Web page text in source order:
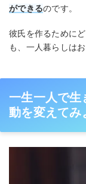
ができるのです。
彼氏を作るために
も、一人暮らしは
一生一人で生
動を変えてみ